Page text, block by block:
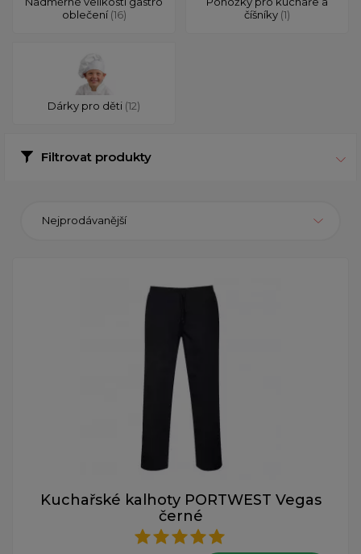
oblečení(16)
číšníky (1)
Dárky pro děti (12)
Filtrovat produkty
Nejprodávanější
Kuchařské kalhoty PORTWEST Vegas
černé